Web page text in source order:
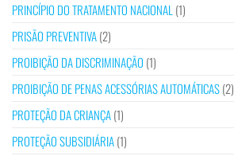
PRINCÍPIO DO TRATAMENTO NACIONAL (1)
PRISÃO PREVENTIVA(2)
PROIBIÇÃO DA DISCRIMINAÇÃO (1)
PROIBIÇÃO DE PENAS ACESSÓRIAS AUTOMÁTICAS(2)
PROTEÇÃO DA CRIANÇA(1)
PROTEÇÃO SUBSIDIÁRIA(1)